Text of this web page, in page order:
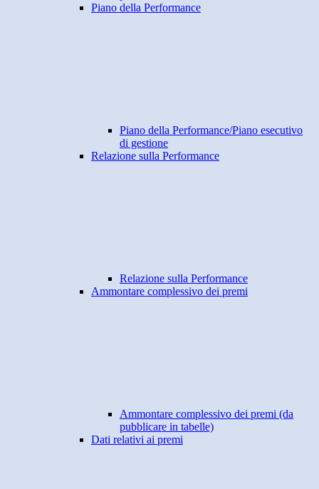
Piano della Performance
Piano della Performance/Piano esecutivo
di gestione
Relazione sulla Performance
Relazione sulla Performance
Ammontare complessivo dei premi
Ammontare complessivo dei premi (da
pubblicare in tabelle)
Dati relativi ai premi